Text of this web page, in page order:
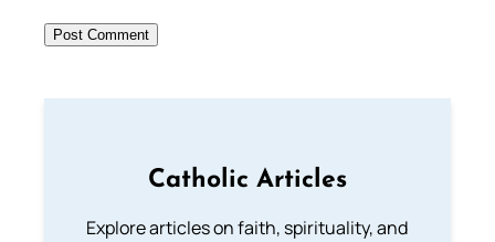
Catholic Articles
Explore articles on faith, spirituality, and